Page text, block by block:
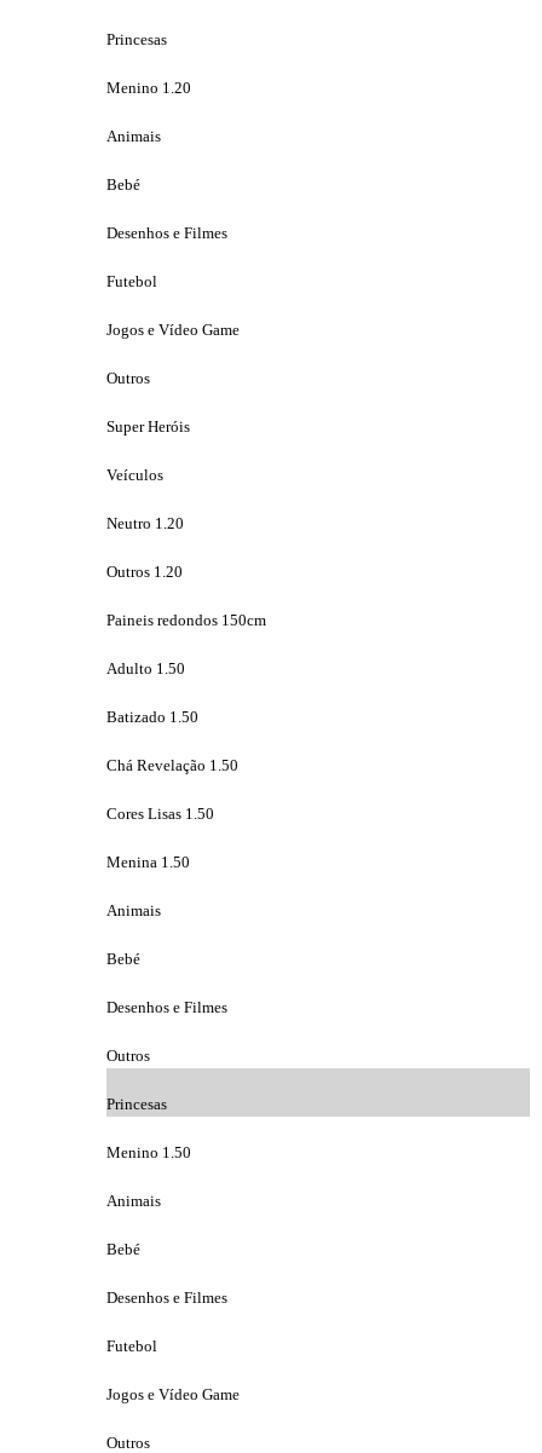
Princesas
Menino 1.20
Animais
Bebé
Desenhos e Filmes
Futebol
Jogos e Vídeo Game
Outros
Super Heróis
Veículos
Neutro 1.20
Outros 1.20
Paineis redondos 150cm
Adulto 1.50
Batizado 1.50
Chá Revelação 1.50
Cores Lisas 1.50
Menina 1.50
Animais
Bebé
Desenhos e Filmes
Outros
Princesas
Menino 1.50
Animais
Bebé
Desenhos e Filmes
Futebol
Jogos e Vídeo Game
Outros